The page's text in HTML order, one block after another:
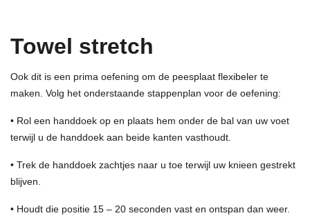
Towel stretch
Ook dit is een prima oefening om de peesplaat flexibeler te
maken. Volg het onderstaande stappenplan voor de oefening:
• Rol een handdoek op en plaats hem onder de bal van uw voet
terwijl u de handdoek aan beide kanten vasthoudt.
• Trek de handdoek zachtjes naar u toe terwijl uw knieen gestrekt
blijven.
• Houdt die positie 15 – 20 seconden vast en ontspan dan weer.